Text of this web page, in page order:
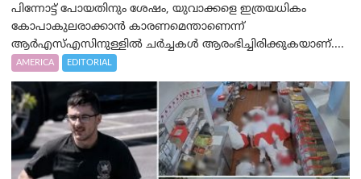
പിന്നോട്ട് പോയതിനും ശേഷം, യുവാക്കളെ ഇത്രയധികം
കോപാകുലരാക്കാൻ കാരണമെന്താണെന്ന്
ആർ‌എസ്‌എസിനുള്ളിൽ ചർച്ചകൾ ആരംഭിച്ചിരിക്കുകയാണ്....
AMERICA EDITORIAL